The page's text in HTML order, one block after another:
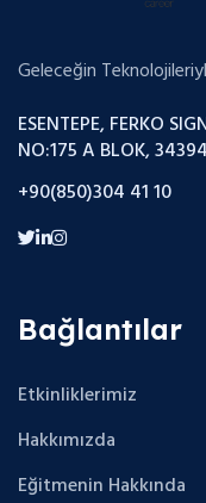
Geleceğin
ESENTEPE, FERKO
NO:175 A BLOK,
+90(850)304 41 10
Bağlantılar
Etkinliklerimiz
Hakkımızda
Eğitmenin Hakkında